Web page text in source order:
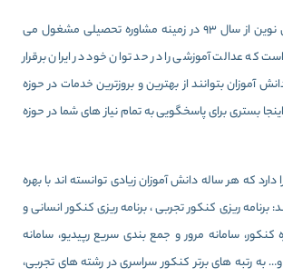
موسسه کنکوری آیدی نوین از سال 93 در زمینه مشاوره تحصیلی مشغول می
که عدالت آموزشی را در حد توان خود در ایران برقرار
آموزان بتوانند از بهترین و بروزترین خدمات در حوزه
بستری برای پاسخگویی به تمام نیاز های شما در حوزه
دارد که هر ساله دانش آموزان زیادی توانسته اند با بهره
برنامه ریزی کنکور تجربی ، برنامه ریزی کنکور انسانی و
کنکور، سامانه مرور و جمع بندی سریع رپیدیو، سامانه
به رتبه های برتر کنکور سراسری در رشته های تجربی،